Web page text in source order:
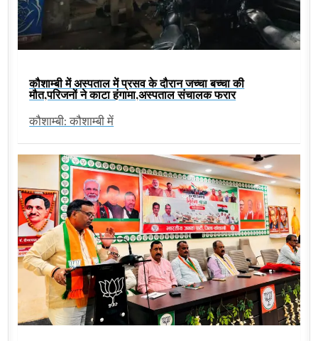
कौशाम्बी में अस्पताल में प्रसव के दौरान जच्चा बच्चा की
मौत,परिजनों ने काटा हंगामा,अस्पताल संचालक फरार
कौशाम्बी: कौशाम्बी में